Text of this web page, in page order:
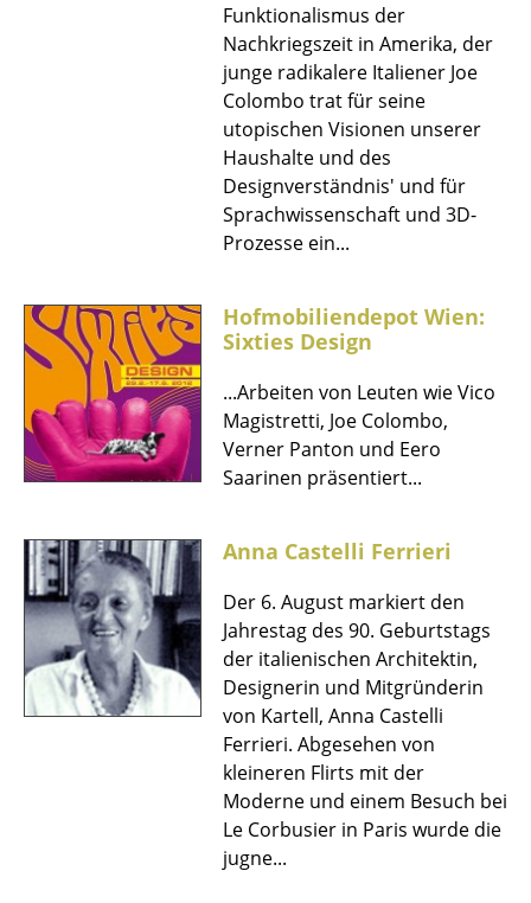
Sideboards & Kommoden
Beistell- & Rollcontainer
Barmöbel
Garderoben
Kleinaufbewahrung
... alle Aufbewahrungsmöbel
Licht
Hängeleuchten & Deckenleuchten
Schreibtischleuchten
Stehleuchten & Leseleuchten
Funktionalismus der
Nachkriegszeit in Amerika, der
junge radikalere Italiener Joe
Colombo trat für seine
utopischen Visionen unserer
Haushalte und des
Designverständnis' und für
Sprachwissenschaft und 3D-
Prozesse ein...
Hofmobiliendepot Wien:
Sixties Design
...Arbeiten von Leuten wie Vico
Magistretti, Joe Colombo,
Verner Panton und Eero
Saarinen präsentiert...
Anna Castelli Ferrieri
Der 6. August markiert den
Jahrestag des 90. Geburtstags
der italienischen Architektin,
Designerin und Mitgründerin
von Kartell, Anna Castelli
Ferrieri. Abgesehen von
kleineren Flirts mit der
Moderne und einem Besuch bei
Le Corbusier in Paris wurde die
jugne...